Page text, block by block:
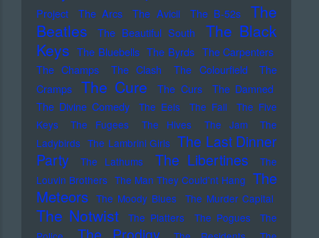
Project
The Arcs The Avicii The B-52s
The
Beatles
The Beautiful South
The Black
Keys The Bluebells The Byrds The Carpenters
The Champs
The Clash The Colourfield
The
Cramps
The Cure The Curs
The Damned
The Divine Comedy
The Eels The Fall
The Five
Keys
The Fugees The Hives The Jam
The
Ladybirds The Lambrini Girls The Last Dinner
Party
The Lathums The Libertines
The
Louvin Brothers The Man They Could'nt Hang The
Meteors The Moody Blues The Murder Capital
The Notwist The Platters The Pogues
The